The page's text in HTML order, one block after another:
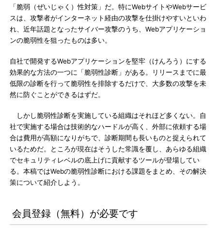
「脆弱（ぜいじゃく）性対策」だ。特にWebサイトやWebサービ
スは、攻撃者がインターネット経由の攻撃を仕掛けやすいといわ
れ、近年話題となったサイバー攻撃のうち、Webアプリケーショ
ンの脆弱性を狙ったものは多い。
自社で開発するWebアプリケーションを堅牢（けんろう）にする
効果的な方法の一つに「脆弱性診断」がある。リリースまでに最
低限の診断を行って脆弱性を排除するだけで、大多数の攻撃を未
然に防ぐことができるはずだ。
しかし脆弱性診断を実施している組織はそれほど多くない。自
社で実施する場合は技術的なハードルが高く、外部に依頼する場
合は費用が高額になりがちで、診断期間も長いものと捉えられて
いるためだ。ところが現在はそうした常識を覆し、あらゆる組織
でセキュリティレベルの底上げに貢献するツールが登場してい
る。本稿ではWebの脆弱性診断における課題をまとめ、その解決
策について紹介しよう。
会員登録（無料）が必要です